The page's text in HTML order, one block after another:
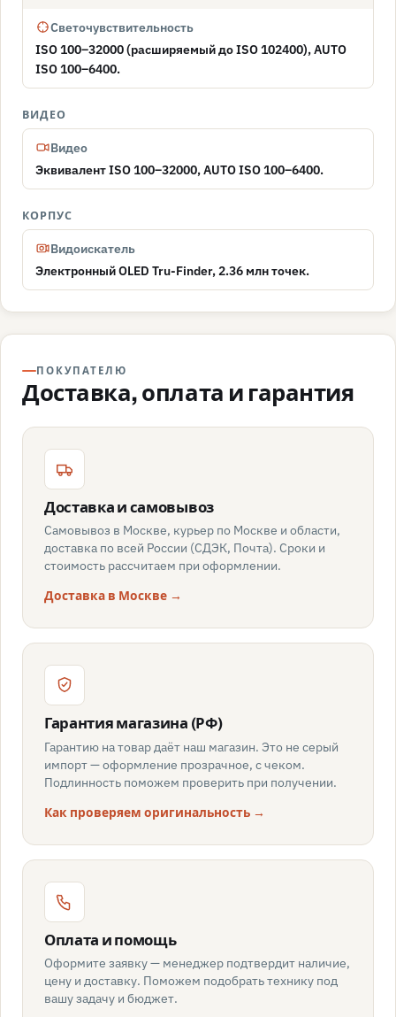
Светочувствительность
ISO 100–32000 (расширяемый до ISO 102400), AUTO
ISO 100–6400.
ВИДЕО
Видео
Эквивалент ISO 100–32000, AUTO ISO 100–6400.
КОРПУС
Видоискатель
Электронный OLED Tru-Finder, 2.36 млн точек.
ПОКУПАТЕЛЮ
Доставка, оплата и гарантия
Доставка и самовывоз
Самовывоз в Москве, курьер по Москве и области,
доставка по всей России (СДЭК, Почта). Сроки и
стоимость рассчитаем при оформлении.
Доставка в Москве →
Гарантия магазина (РФ)
Гарантию на товар даёт наш магазин. Это не серый
импорт — оформление прозрачное, с чеком.
Подлинность поможем проверить при получении.
Как проверяем оригинальность →
Оплата и помощь
Оформите заявку — менеджер подтвердит наличие,
цену и доставку. Поможем подобрать технику под
вашу задачу и бюджет.